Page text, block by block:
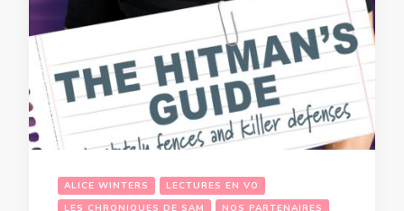
ALICE WINTERS
LECTURES EN VO
LES CHRONIQUES DE SAM
NOS PARTENAIRES